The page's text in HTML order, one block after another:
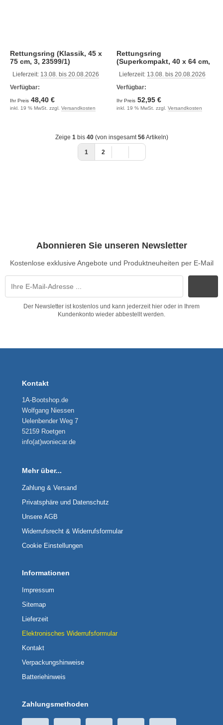
Rettungsring (Klassik, 45 x
75 cm, 3, 23599/1)
Lieferzeit: 13.08. bis 20.08.2026
Verfügbar:
Ihr Preis 48,40 €
inkl. 19 % MwSt. zzgl. Versandkosten
Rettungsring
(Superkompakt, 40 x 64 cm,
Lieferzeit: 13.08. bis 20.08.2026
Verfügbar:
Ihr Preis 52,95 €
inkl. 19 % MwSt. zzgl. Versandkosten
Zeige 1bis 40(von insgesamt56Artikeln)
1 2
Abonnieren Sie unseren Newsletter
Kostenlose exklusive Angebote und Produktneuheiten per E-Mail
Der Newsletter ist kostenlos und kann jederzeit hier oder in Ihrem
Kundenkonto wieder abbestellt werden.
Kontakt
1A-Bootshop.de
Wolfgang Niessen
Uelenbender Weg 7
52159 Roetgen
info(at)woniecar.de
Mehr über...
Zahlung & Versand
Privatsphäre und Datenschutz
Unsere AGB
Widerrufsrecht & Widerrufsformular
Cookie Einstellungen
Informationen
Impressum
Sitemap
Lieferzeit
Elektronisches Widerrufsformular
Kontakt
Verpackungshinweise
Batteriehinweis
Zahlungsmethoden